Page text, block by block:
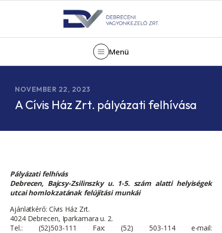
Menü
NOVEMBER 22, 2023
A Cívis Ház Zrt. pályázati felhívása
Pályázati felhívás
Debrecen, Bajcsy-Zsilinszky u. 1-5. szám alatti helyiségek
utcai homlokzatának felújítási munkái
Ajánlatkérő: Cívis Ház Zrt.
4024 Debrecen, Iparkamara u. 2.
Tel.: (52)503-111 Fax: (52) 503-114 e-mail: